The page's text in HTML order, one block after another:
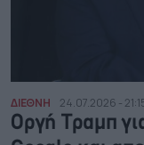
ΔΙΕΘΝΗ 24.07.2026 -
Οργή Τραμπ